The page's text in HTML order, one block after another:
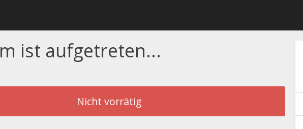
ist aufgetreten...
Nicht vorrätig